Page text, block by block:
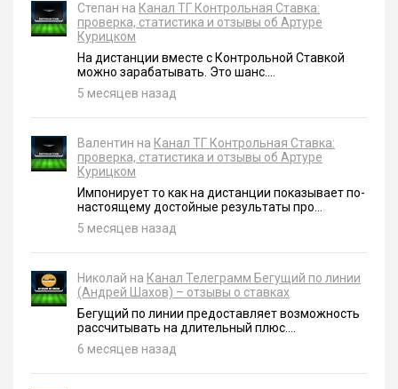
Степан на Канал ТГ Контрольная Ставка:
проверка, статистика и отзывы об Артуре
Курицком
На дистанции вместе с Контрольной Ставкой
можно зарабатывать. Это шанс....
5 месяцев назад
Валентин на Канал ТГ Контрольная Ставка:
проверка, статистика и отзывы об Артуре
Курицком
Импонирует то как на дистанции показывает по-
настоящему достойные результаты про...
5 месяцев назад
Николай на Канал Телеграмм Бегущий по линии
(Андрей Шахов) – отзывы о ставках
Бегущий по линии предоставляет возможность
рассчитывать на длительный плюс....
6 месяцев назад